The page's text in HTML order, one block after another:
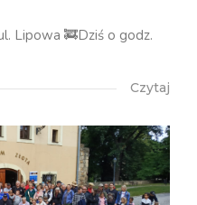
Lipowa 🚒Dziś o godz.
Czytaj